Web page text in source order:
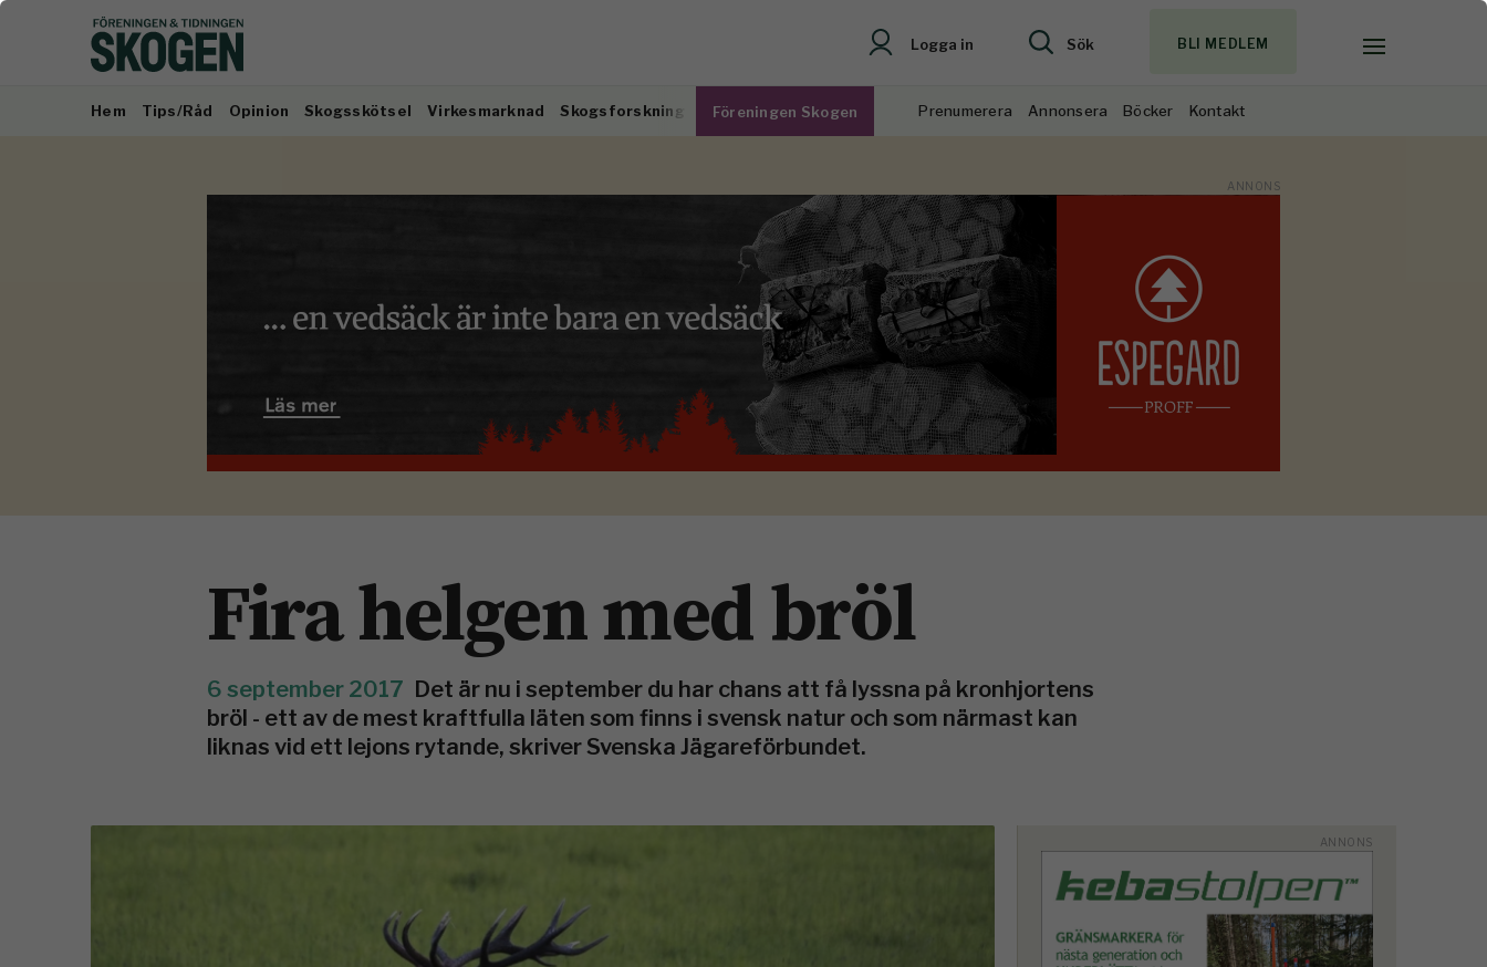
Logga in Sök BLI MEDLEM
Hem Tips/Råd Opinion Skogsskötsel Virkesmarknad Skogsforskning Föreningen Skogen Prenumerera Annonsera Böcker Kontakt
Fira helgen med bröl
6 september 2017 Det är nu i september du har chans att få lyssna på kronhjortens
bröl - ett av de mest kraftfulla läten som finns i svensk natur och som närmast kan
liknas vid ett lejons rytande, skriver Svenska Jägareförbundet.